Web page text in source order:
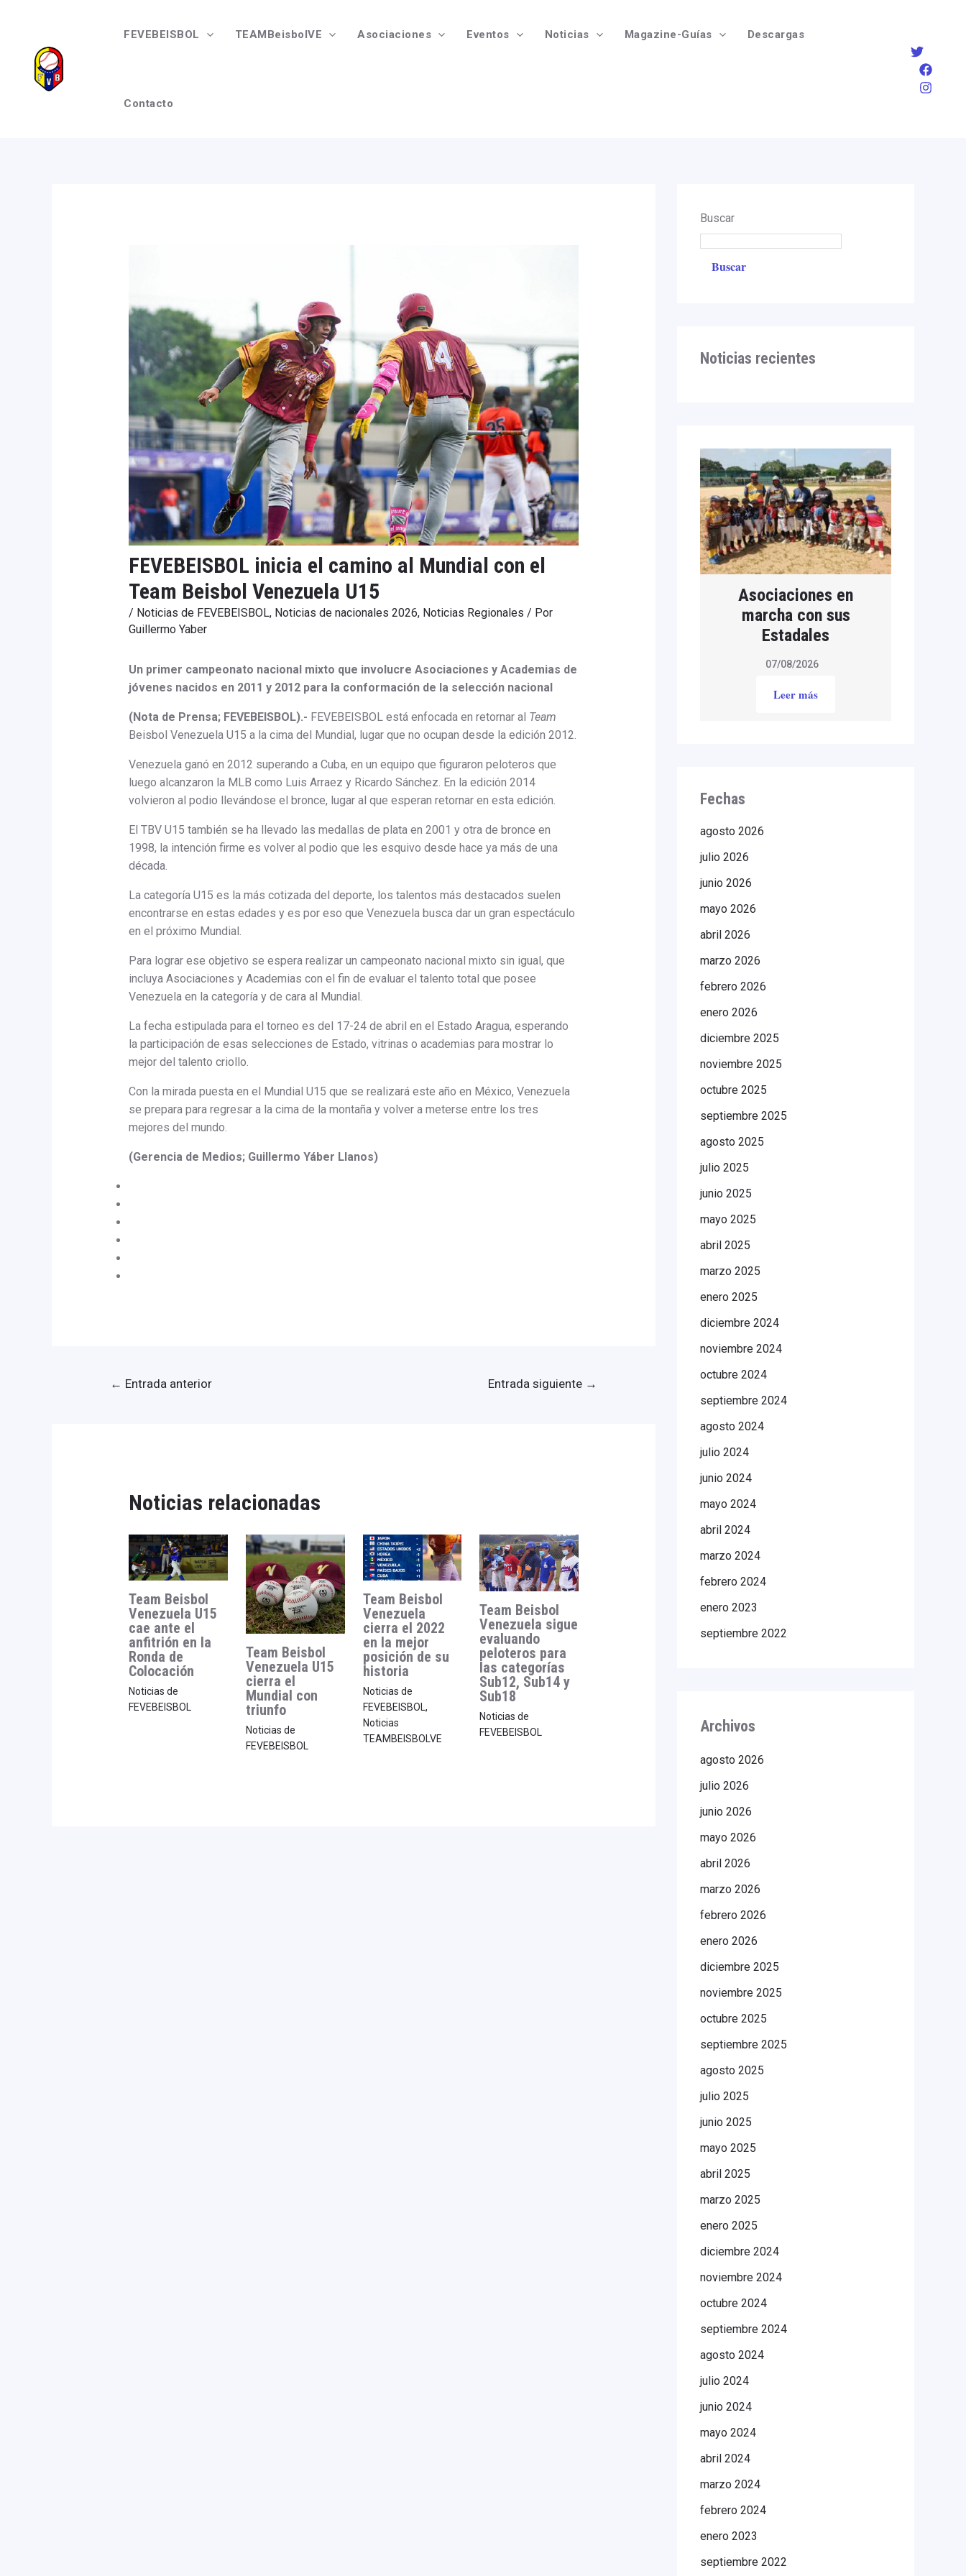
contenido
FEVEBEISBOL TEAMBeisbolVE Asociaciones Eventos Noticias Magazine-Guías Descargas
Contacto
FEVEBEISBOL inicia el camino al Mundial con el
Team Beisbol Venezuela U15
/ Noticias de FEVEBEISBOL, Noticias de nacionales 2026, Noticias Regionales / Por
Guillermo Yaber
Un primer campeonato nacional mixto que involucre Asociaciones y Academias de
jóvenes nacidos en 2011 y 2012 para la conformación de la selección nacional
(Nota de Prensa; FEVEBEISBOL).- FEVEBEISBOL está enfocada en retornar al Team
Beisbol Venezuela U15 a la cima del Mundial, lugar que no ocupan desde la edición 2012.
Venezuela ganó en 2012 superando a Cuba, en un equipo que figuraron peloteros que
luego alcanzaron la MLB como Luis Arraez y Ricardo Sánchez. En la edición 2014
volvieron al podio llevándose el bronce, lugar al que esperan retornar en esta edición.
El TBV U15 también se ha llevado las medallas de plata en 2001 y otra de bronce en
1998, la intención firme es volver al podio que les esquivo desde hace ya más de una
década.
La categoría U15 es la más cotizada del deporte, los talentos más destacados suelen
encontrarse en estas edades y es por eso que Venezuela busca dar un gran espectáculo
en el próximo Mundial.
Para lograr ese objetivo se espera realizar un campeonato nacional mixto sin igual, que
incluya Asociaciones y Academias con el fin de evaluar el talento total que posee
Venezuela en la categoría y de cara al Mundial.
La fecha estipulada para el torneo es del 17-24 de abril en el Estado Aragua, esperando
la participación de esas selecciones de Estado, vitrinas o academias para mostrar lo
mejor del talento criollo.
Con la mirada puesta en el Mundial U15 que se realizará este año en México, Venezuela
se prepara para regresar a la cima de la montaña y volver a meterse entre los tres
mejores del mundo.
(Gerencia de Medios; Guillermo Yáber Llanos)
← Entrada anterior Entrada siguiente →
Noticias relacionadas
Team Beisbol
Venezuela U15
cae ante el
anfitrión en la
Ronda de
Colocación
Noticias de
FEVEBEISBOL
Team Beisbol
Venezuela U15
cierra el
Mundial con
triunfo
Noticias de
FEVEBEISBOL
Team Beisbol
Venezuela
cierra el 2022
en la mejor
posición de su
historia
Noticias de
FEVEBEISBOL,
Noticias
TEAMBEISBOLVE
Team Beisbol
Venezuela sigue
evaluando
peloteros para
las categorías
Sub12, Sub14 y
Sub18
Noticias de
FEVEBEISBOL
Buscar
Buscar
Noticias recientes
Asociaciones en
marcha con sus
Estadales
07/08/2026
Leer más
Fechas
agosto 2026
julio 2026
junio 2026
mayo 2026
abril 2026
marzo 2026
febrero 2026
enero 2026
diciembre 2025
noviembre 2025
octubre 2025
septiembre 2025
agosto 2025
julio 2025
junio 2025
mayo 2025
abril 2025
marzo 2025
enero 2025
diciembre 2024
noviembre 2024
octubre 2024
septiembre 2024
agosto 2024
julio 2024
junio 2024
mayo 2024
abril 2024
marzo 2024
febrero 2024
enero 2023
septiembre 2022
Archivos
agosto 2026
julio 2026
junio 2026
mayo 2026
abril 2026
marzo 2026
febrero 2026
enero 2026
diciembre 2025
noviembre 2025
octubre 2025
septiembre 2025
agosto 2025
julio 2025
junio 2025
mayo 2025
abril 2025
marzo 2025
enero 2025
diciembre 2024
noviembre 2024
octubre 2024
septiembre 2024
agosto 2024
julio 2024
junio 2024
mayo 2024
abril 2024
marzo 2024
febrero 2024
enero 2023
septiembre 2022